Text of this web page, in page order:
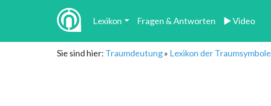
Lexikon Fragen & Antworten ► Video
Sie sind hier: Traumdeutung» Lexikon der Traumsymbole